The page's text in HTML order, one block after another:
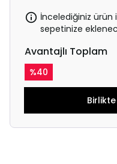
İncelediğiniz ürün
sepetinize
Avantajlı Toplam
%40